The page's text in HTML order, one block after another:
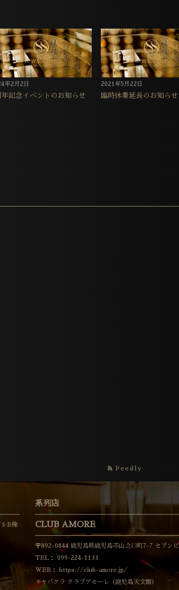
年2月2日
年記念イベントのお知らせ
2021年5月22日
臨時休業延長のお知らせ
Feedly
B棟
系列店
CLUB AMORE
〒892-0844 鹿児島県鹿児島市山之口町7-7 セブン
TEL：
099-224-1133
WEB：
https://club-amore.jp/
キャバクラ クラブアモーレ（鹿児島天文館）